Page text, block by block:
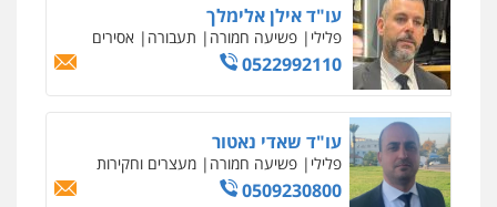
דוד אפרים משרד עורכי דין
פלילי צווארון לבן מס הכנסה
0506209859
עדי כרמלי – חברת עו"ד
פלילי כלכלי עורכי דין לענייני אסירים